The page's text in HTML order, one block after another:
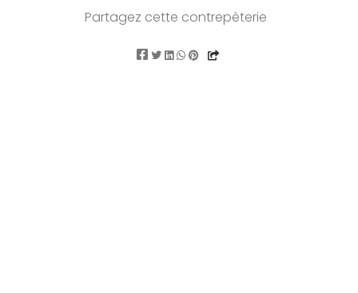
Partagez cette contrepèterie